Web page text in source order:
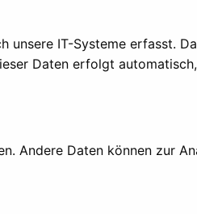
unsere IT-Systeme erfasst.
Daten erfolgt
Andere Daten können zur